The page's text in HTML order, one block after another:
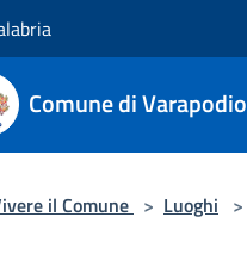
Comune di Varapodio
il Comune > Luoghi >